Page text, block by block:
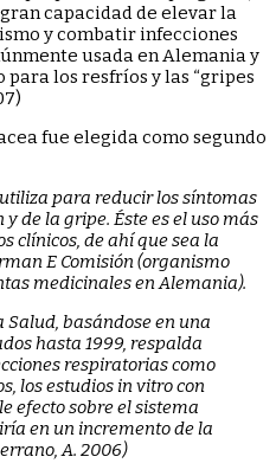
capacidad de elevar la
y combatir infecciones
usada en Alemania y
los resfríos y las “gripes
fue elegida como segundo
para reducir los síntomas
de la gripe. Éste es el uso más
clínicos, de ahí que sea la
E Comisión (organismo
medicinales en Alemania).
basándose en una
hasta 1999, respalda
respiratorias como
los estudios in vitro con
efecto sobre el sistema
en un incremento de la
A. 2006)